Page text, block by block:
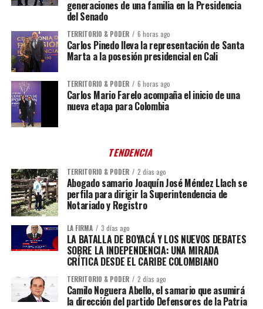
generaciones de una familia en la Presidencia
del Senado
TERRITORIO & PODER 6 horas ago
Carlos Pinedo lleva la representación de Santa
Marta a la posesión presidencial en Cali
TERRITORIO & PODER 6 horas ago
Carlos Mario Farelo acompaña el inicio de una
nueva etapa para Colombia
TENDENCIA
TERRITORIO & PODER 2 días ago
Abogado samario Joaquín José Méndez Llach se
perfila para dirigir la Superintendencia de
Notariado y Registro
LA FIRMA 3 días ago
LA BATALLA DE BOYACÁ Y LOS NUEVOS DEBATES
SOBRE LA INDEPENDENCIA: UNA MIRADA
CRÍTICA DESDE EL CARIBE COLOMBIANO
TERRITORIO & PODER 2 días ago
Camilo Noguera Abello, el samario que asumirá
la dirección del partido Defensores de la Patria